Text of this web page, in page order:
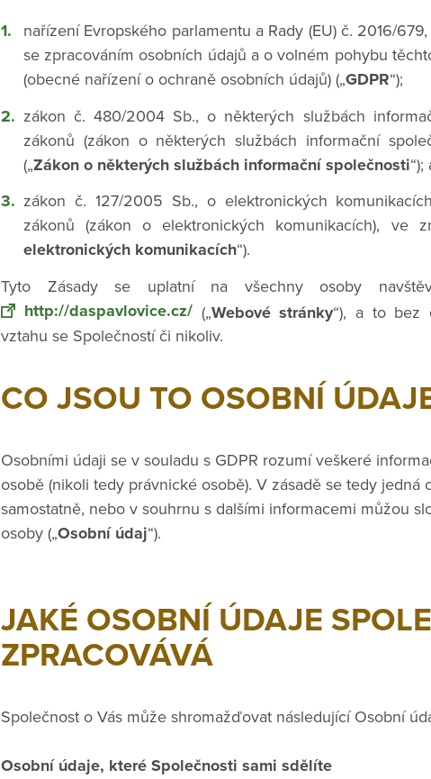
nařízení Evropského parlamentu a Rady (EU) č. 2016/
se zpracováním osobních údajů a o volném pohybu
(obecné nařízení o ochraně osobních údajů) („GDPR“);
zákon č. 480/2004 Sb., o některých službách
zákonů (zákon o některých službách informační
(„Zákon o některých službách informační společnosti“);
zákon č. 127/2005 Sb., o elektronických
zákonů (zákon o elektronických komunikacích), ve
elektronických komunikacích“).
Tyto Zásady se uplatní na všechny osoby
http://daspavlovice.cz/ („Webové stránky“), a to bez
vztahu se Společností či nikoliv.
CO JSOU TO OSOBNÍ
Osobními údaji se v souladu s GDPR rozumí veškeré
osobě (nikoli tedy právnické osobě). V zásadě se tedy
samostatně, nebo v souhrnu s dalšími informacemi můžou
osoby („Osobní údaj“).
JAKÉ OSOBNÍ ÚDAJE
ZPRACOVÁVÁ
Společnost o Vás může shromažďovat následující Osobní
Osobní údaje, které Společnosti sami sdělíte